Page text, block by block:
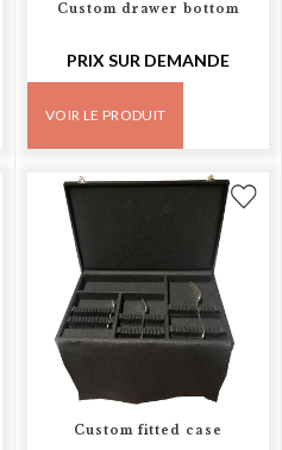
Custom drawer bottom
PRIX SUR DEMANDE
VOIR LE PRODUIT
Custom fitted case